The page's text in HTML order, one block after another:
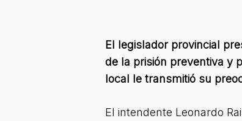
El legislador provincial
de la prisión preventiva y
local le transmitió su
El intendente Leonardo